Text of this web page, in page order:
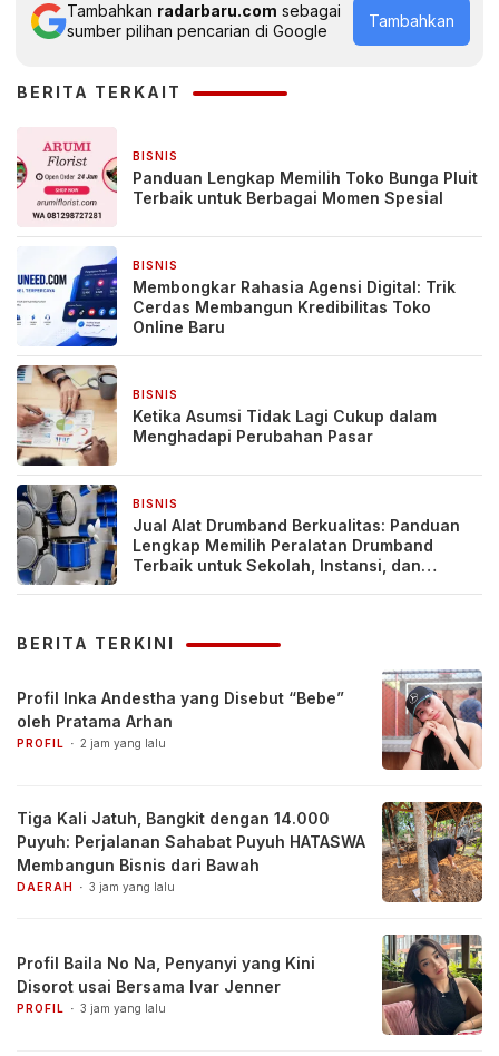
Tambahkan radarbaru.com sebagai
sumber pilihan pencarian di Google
Tambahkan
BERITA TERKAIT
BISNIS
Panduan Lengkap Memilih Toko Bunga Pluit
Terbaik untuk Berbagai Momen Spesial
BISNIS
Membongkar Rahasia Agensi Digital: Trik
Cerdas Membangun Kredibilitas Toko
Online Baru
BISNIS
Ketika Asumsi Tidak Lagi Cukup dalam
Menghadapi Perubahan Pasar
BISNIS
Jual Alat Drumband Berkualitas: Panduan
Lengkap Memilih Peralatan Drumband
Terbaik untuk Sekolah, Instansi, dan
BERITA TERKINI
Profil Inka Andestha yang Disebut “Bebe”
oleh Pratama Arhan
PROFIL 2 jam yang lalu
Tiga Kali Jatuh, Bangkit dengan 14.000
Puyuh: Perjalanan Sahabat Puyuh HATASWA
Membangun Bisnis dari Bawah
DAERAH 3 jam yang lalu
Profil Baila No Na, Penyanyi yang Kini
Disorot usai Bersama Ivar Jenner
PROFIL 3 jam yang lalu